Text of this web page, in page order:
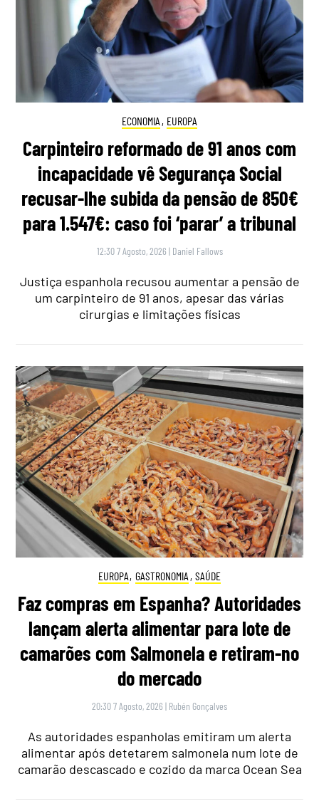
ECONOMIA , EUROPA
Carpinteiro reformado de 91 anos com
incapacidade vê Segurança Social
recusar-lhe subida da pensão de 850€
para 1.547€: caso foi ‘parar’ a tribunal
12:30 7 Agosto, 2026 | Daniel Fallows
Justiça espanhola recusou aumentar a pensão de
um carpinteiro de 91 anos, apesar das várias
cirurgias e limitações físicas
EUROPA, GASTRONOMIA , SAÚDE
Faz compras em Espanha? Autoridades
lançam alerta alimentar para lote de
camarões com Salmonela e retiram-no
do mercado
20:30 7 Agosto, 2026 | Rubén Gonçalves
As autoridades espanholas emitiram um alerta
alimentar após detetarem salmonela num lote de
camarão descascado e cozido da marca Ocean Sea